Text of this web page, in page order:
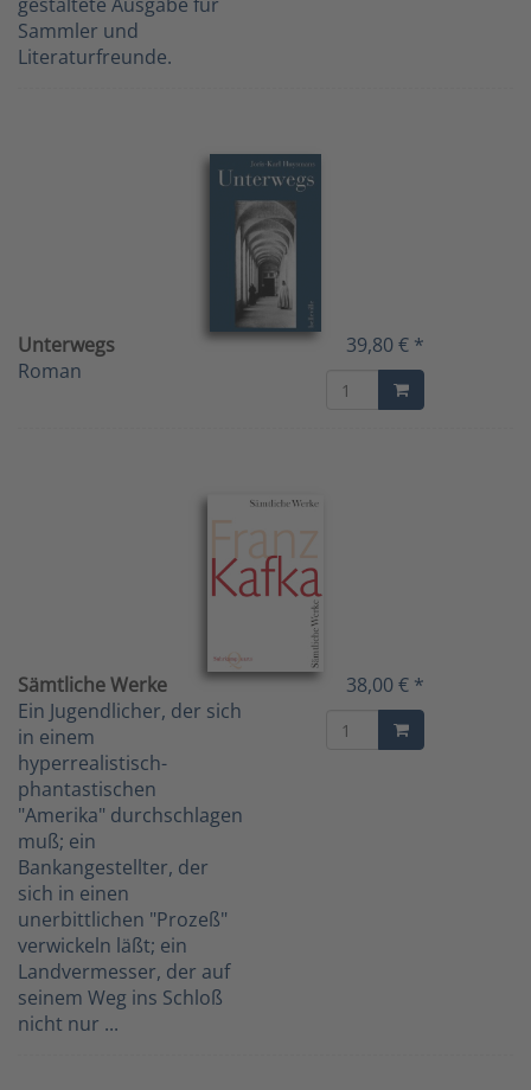
Sammler und
Literaturfreunde.
Unterwegs
Roman
39,80 € *
Sämtliche Werke
Ein Jugendlicher, der sich
in einem
hyperrealistisch-
phantastischen
"Amerika" durchschlagen
muß; ein
Bankangestellter, der
sich in einen
unerbittlichen "Prozeß"
verwickeln läßt; ein
Landvermesser, der auf
seinem Weg ins Schloß
nicht nur ...
38,00 € *